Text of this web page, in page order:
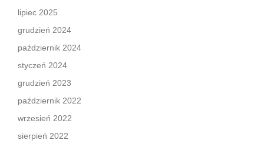
lipiec 2025
grudzień 2024
październik 2024
styczeń 2024
grudzień 2023
październik 2022
wrzesień 2022
sierpień 2022